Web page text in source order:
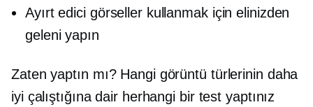
Ayırt edici görseller kullanmak için elinizden
geleni yapın
Zaten yaptın mı? Hangi görüntü türlerinin daha
iyi çalıştığına dair herhangi bir test yaptınız